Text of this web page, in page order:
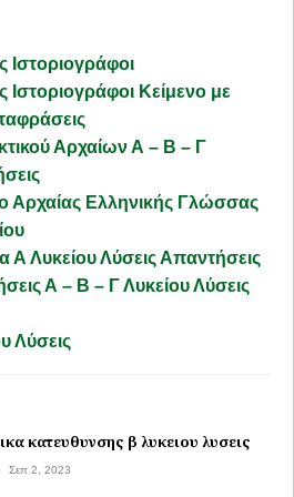
Ιστοριογράφοι
Ιστοριογράφοι Κείμενο με
Αρχαίων Α – Β – Γ
Αρχαίας Ελληνικής Γλώσσας
Α Λυκείου Λύσεις Απαντήσεις
Α – Β – Γ Λυκείου Λύσεις
Λύσεις
κατευθυνσης β λυκειου λυσεις
Σεπ 2, 2023